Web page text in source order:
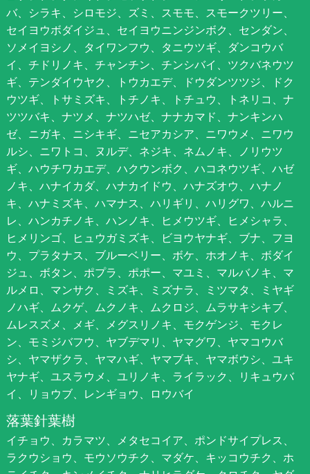
バ、シラキ、シロモジ、ズミ、スモモ、スモークツリー、
セイヨウボダイジュ、セイヨウニンジンボク、センダン、
ソメイヨシノ、タイワンフウ、タニウツギ、ダンコウバ
イ、チドリノキ、チャンチン、チンシバイ、ツクバネウツ
ギ、テンダイウヤク、トウカエデ、ドウダンツツジ、ドク
ウツギ、トサミズキ、トチノキ、トチュウ、トネリコ、ナ
ツツバキ、ナツメ、ナツハゼ、ナナカマド、ナンキンハ
ゼ、ニガキ、ニシキギ、ニセアカシア、ニワウメ、ニワウ
ルシ、ニワトコ、ヌルデ、ネジキ、ネムノキ、ノリウツ
ギ、ハウチワカエデ、ハクウンボク、ハコネウツギ、ハゼ
ノキ、ハナイカダ、ハナカイドウ、ハナズオウ、ハナノ
キ、ハナミズキ、ハマナス、ハリギリ、ハリグワ、ハルニ
レ、ハンカチノキ、ハンノキ、ヒメウツギ、ヒメシャラ、
ヒメリンゴ、ヒュウガミズキ、ビヨウヤナギ、ブナ、フヨ
ウ、プラタナス、ブルーベリー、ボケ、ホオノキ、ボダイ
ジュ、ボタン、ポプラ、ポポー、マユミ、マルバノキ、マ
ルメロ、マンサク、ミズキ、ミズナラ、ミツマタ、ミヤギ
ノハギ、ムクゲ、ムクノキ、ムクロジ、ムラサキシキブ、
ムレスズメ、メギ、メグスリノキ、モクゲンジ、モクレ
ン、モミジバフウ、ヤブデマリ、ヤマグワ、ヤマコウバ
シ、ヤマザクラ、ヤマハギ、ヤマブキ、ヤマボウシ、ユキ
ヤナギ、ユスラウメ、ユリノキ、ライラック、リキュウバ
イ、リョウブ、レンギョウ、ロウバイ
落葉針葉樹
イチョウ、カラマツ、メタセコイア、ポンドサイプレス、
ラクウショウ、モウソウチク、マダケ、キッコウチク、ホ